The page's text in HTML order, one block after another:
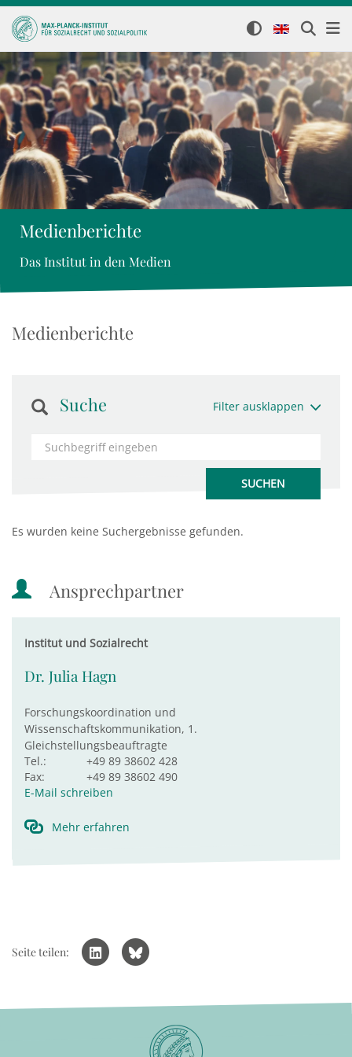
Medienberichte
Das Institut in den Medien
Medienberichte
Suche Filter ausklappen
Es wurden keine Suchergebnisse gefunden.
Ansprechpartner
Institut und Sozialrecht
Dr. Julia Hagn
Forschungskoordination und
Wissenschaftskommunikation, 1.
Gleichstellungsbeauftragte
Tel.:
+49 89 38602 428
Fax:
+49 89 38602 490
E-Mail schreiben
Mehr erfahren
Seite teilen: